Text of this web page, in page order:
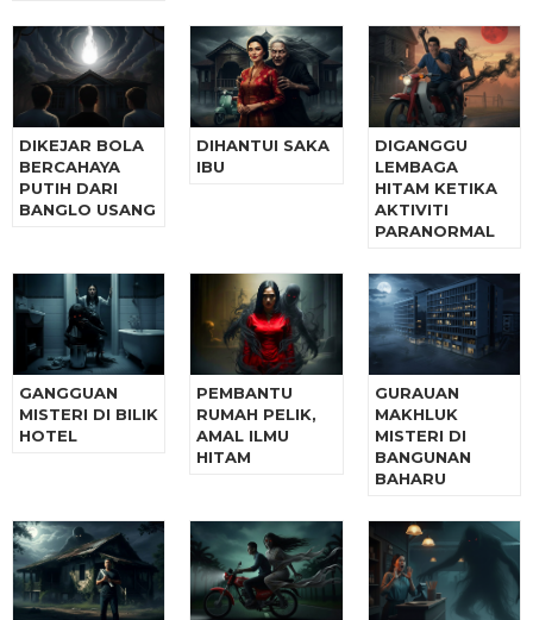
DIKEJAR BOLA
BERCAHAYA
PUTIH DARI
BANGLO USANG
DIHANTUI SAKA
IBU
DIGANGGU
LEMBAGA
HITAM KETIKA
AKTIVITI
PARANORMAL
GANGGUAN
MISTERI DI BILIK
HOTEL
PEMBANTU
RUMAH PELIK,
AMAL ILMU
HITAM
GURAUAN
MAKHLUK
MISTERI DI
BANGUNAN
BAHARU